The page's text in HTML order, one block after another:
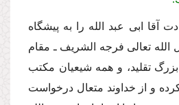
آقا ابى عبد الله را به پیشگاه
تعالى فرجه الشریف ـ مقام
تقلید، و همه شیعیان مكتب
و از خداوند متعال درخواست